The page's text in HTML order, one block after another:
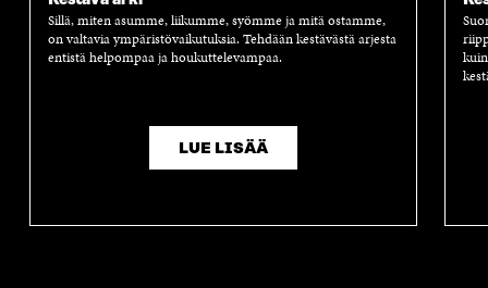
Sillä, miten asumme, liikumme, syömme ja mitä ostamme,
on valtavia ympäristövaikutuksia. Tehdään kestävästä arjesta
entistä helpompaa ja houkuttelevampaa.
LUE LISÄÄ